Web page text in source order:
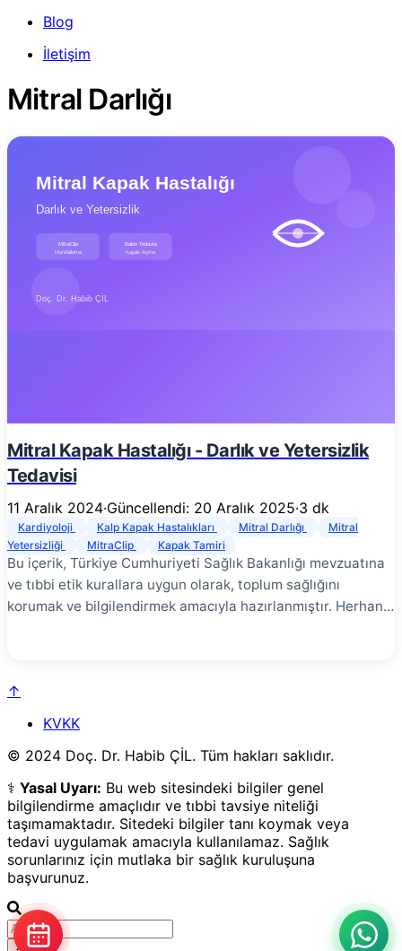
Blog
İletişim
Mitral Darlığı
Mitral Kapak Hastalığı - Darlık ve Yetersizlik
Tedavisi
11 Aralık 2024·Güncellendi: 20 Aralık 2025·3 dk
Kardiyoloji Kalp Kapak Hastalıkları Mitral Darlığı
Mitral
Yetersizliği
MitraClip Kapak Tamiri
Bu içerik, Türkiye Cumhuriyeti Sağlık Bakanlığı mevzuatına
ve tıbbi etik kurallara uygun olarak, toplum sağlığını
korumak ve bilgilendirmek amacıyla hazırlanmıştır. Herhangi
arasındaki kapağın işlev bozukluğudur. Mitral darlığı ve
mitral yetersizliği olmak üzere iki ana formu vardır.
↑
KVKK
© 2024 Doç. Dr. Habib ÇİL. Tüm hakları saklıdır.
⚕️ Yasal Uyarı: Bu web sitesindeki bilgiler genel
bilgilendirme amaçlıdır ve tıbbi tavsiye niteliği
taşımamaktadır. Sitedeki bilgiler tanı koymak veya
tedavi uygulamak amacıyla kullanılamaz. Sağlık
sorunlarınız için mutlaka bir sağlık kuruluşuna
başvurunuz.